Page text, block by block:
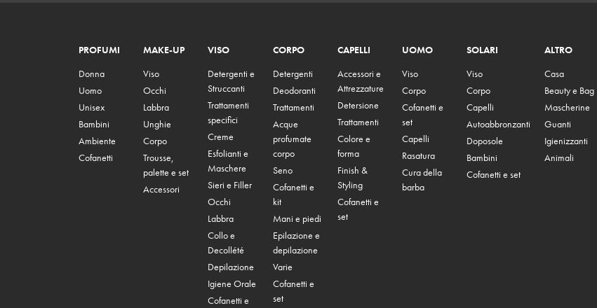
PROFUMI
Donna
Uomo
Unisex
Bambini
Ambiente
Cofanetti
MAKE-UP
Viso
Occhi
Labbra
Unghie
Corpo
Trousse,
palette e set
Accessori
VISO
Detergenti e
Struccanti
Trattamenti
specifici
Creme
Esfolianti e
Maschere
Sieri e Filler
Occhi
Labbra
Collo e
Decollété
Depilazione
Igiene Orale
Cofanetti e
CORPO
Detergenti
Deodoranti
Trattamenti
Acque
profumate
corpo
Seno
Cofanetti e
kit
Mani e piedi
Epilazione e
depilazione
Varie
Cofanetti e
set
CAPELLI
Accessori e
Attrezzature
Detersione
Trattamenti
Colore e
forma
Finish &
Styling
Cofanetti e
set
UOMO
Viso
Corpo
Cofanetti e
set
Capelli
Rasatura
Cura della
barba
SOLARI
Viso
Corpo
Capelli
Autoabbronzanti
Doposole
Bambini
Cofanetti e set
ALTRO
Casa
Beauty e Bag
Mascherine
Guanti
Igienizzanti
Animali